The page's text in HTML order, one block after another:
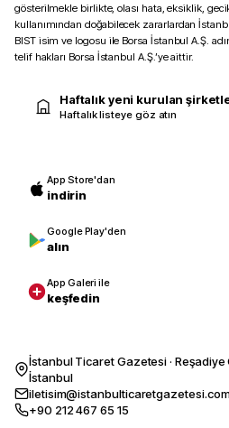
gösterilmekle birlikte, olası hata, eksiklik,
kullanımından doğabilecek zararlardan
BIST isim ve logosu ile Borsa İstanbul A.Ş.
telif hakları Borsa İstanbul A.Ş.’ye aittir.
Haftalık yeni kurulan
Haftalık listeye göz atın
App Store'dan
indirin
Google Play'den
alın
App Galeri ile
keşfedin
İstanbul Ticaret Gazetesi · Reşadiye
İstanbul
+90 212 467 65 15